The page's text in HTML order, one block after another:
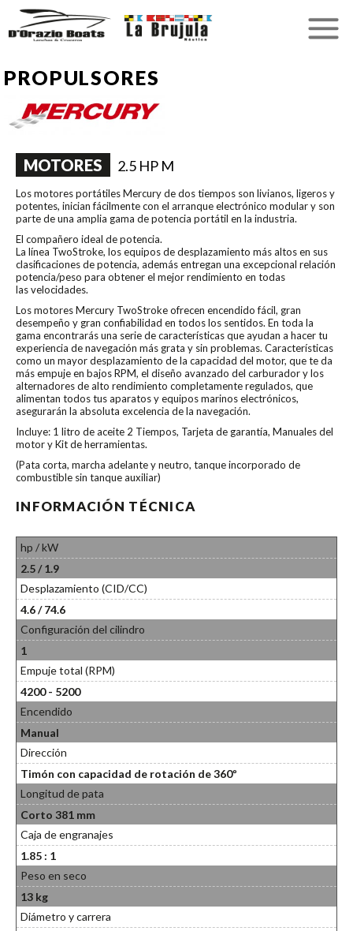
PROPULSORES
MOTORES 2.5 HP M
Los motores portátiles Mercury de dos tiempos son livianos, ligeros y
potentes, inician fácilmente con el arranque electrónico modular y son
parte de una amplia gama de potencia portátil en la industria.
El compañero ideal de potencia.
La línea TwoStroke, los equipos de desplazamiento más altos en sus
clasificaciones de potencia, además entregan una excepcional relación
potencia/peso para obtener el mejor rendimiento en todas
las velocidades.
Los motores Mercury TwoStroke ofrecen encendido fácil, gran
desempeño y gran confiabilidad en todos los sentidos. En toda la
gama encontrarás una serie de características que ayudan a hacer tu
experiencia de navegación más grata y sin problemas. Características
como un mayor desplazamiento de la capacidad del motor, que te da
más empuje en bajos RPM, el diseño avanzado del carburador y los
alternadores de alto rendimiento completamente regulados, que
alimentan todos tus aparatos y equipos marinos electrónicos,
asegurarán la absoluta excelencia de la navegación.
Incluye: 1 litro de aceite 2 Tiempos, Tarjeta de garantía, Manuales del
motor y Kit de herramientas.
(Pata corta, marcha adelante y neutro, tanque incorporado de
combustible sin tanque auxiliar)
INFORMACIÓN TÉCNICA
hp / kW
2.5 / 1.9
Desplazamiento (CID/CC)
4.6 / 74.6
Configuración del cilindro
1
Empuje total (RPM)
4200 - 5200
Encendido
Manual
Dirección
Timón con capacidad de rotación de 360º
Longitud de pata
Corto 381 mm
Caja de engranajes
1.85 : 1
Peso en seco
13 kg
Diámetro y carrera